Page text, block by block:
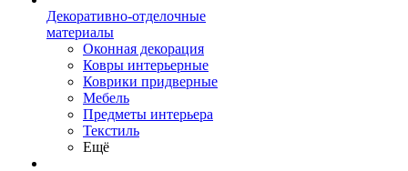
Декоративно-отделочные
материалы
Оконная декорация
Ковры интерьерные
Коврики придверные
Мебель
Предметы интерьера
Текстиль
Ещё